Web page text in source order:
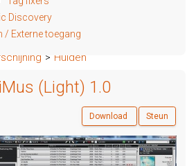
> Huiden
(Light) 1.0
Download Steun
Discovery
/ Externe toegang